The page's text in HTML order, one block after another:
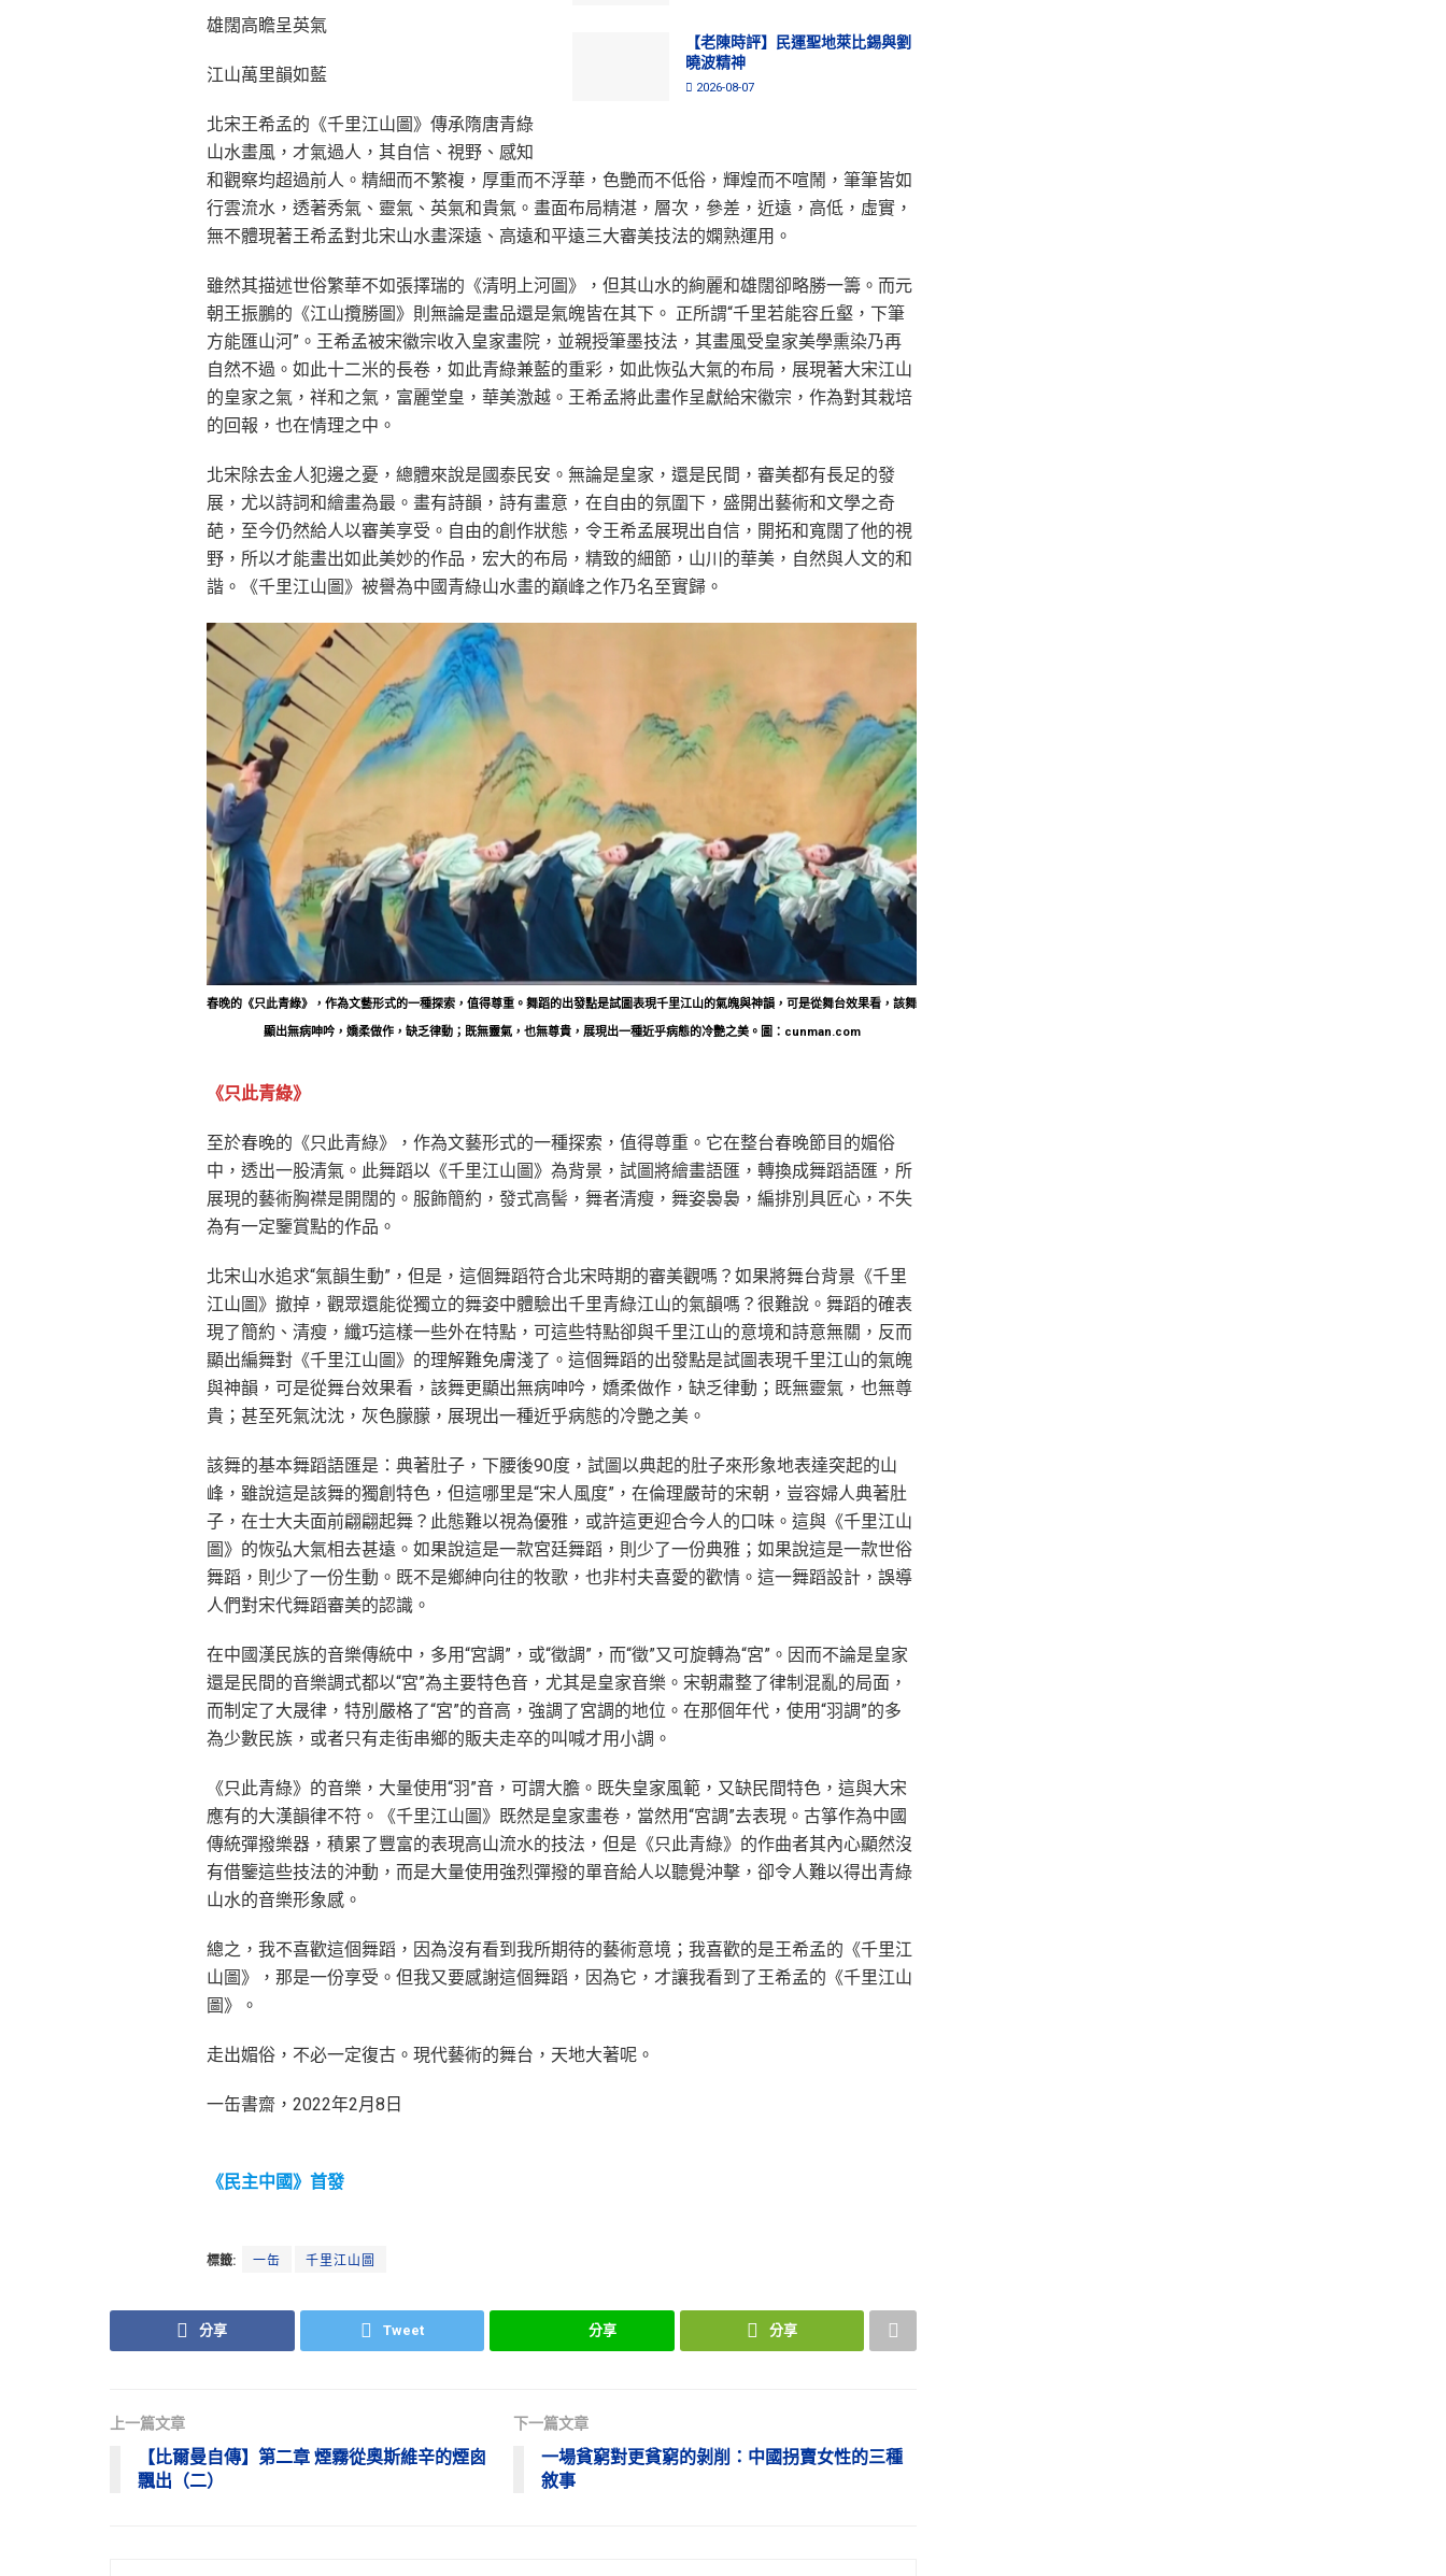
【老陳時評】民運聖地萊比錫與劉
曉波精神
2026-08-07
雄闊高瞻呈英氣
江山萬里韻如藍
北宋王希孟的《千里江山圖》傳承隋唐青綠
山水畫風，才氣過人，其自信、視野、感知
和觀察均超過前人。精細而不繁複，厚重而不浮華，色艷而不低俗，輝煌而不喧鬧，筆筆皆如
行雲流水，透著秀氣、靈氣、英氣和貴氣。畫面布局精湛，層次，參差，近遠，高低，虛實，
無不體現著王希孟對北宋山水畫深遠、高遠和平遠三大審美技法的嫻熟運用。
雖然其描述世俗繁華不如張擇瑞的《清明上河圖》，但其山水的絢麗和雄闊卻略勝一籌。而元
朝王振鵬的《江山攬勝圖》則無論是畫品還是氣魄皆在其下。 正所謂“千里若能容丘壑，下筆
方能匯山河”。王希孟被宋徽宗收入皇家畫院，並親授筆墨技法，其畫風受皇家美學熏染乃再
自然不過。如此十二米的長卷，如此青綠兼藍的重彩，如此恢弘大氣的布局，展現著大宋江山
的皇家之氣，祥和之氣，富麗堂皇，華美激越。王希孟將此畫作呈獻給宋徽宗，作為對其栽培
的回報，也在情理之中。
北宋除去金人犯邊之憂，總體來說是國泰民安。無論是皇家，還是民間，審美都有長足的發
展，尤以詩詞和繪畫為最。畫有詩韻，詩有畫意，在自由的氛圍下，盛開出藝術和文學之奇
葩，至今仍然給人以審美享受。自由的創作狀態，令王希孟展現出自信，開拓和寬闊了他的視
野，所以才能畫出如此美妙的作品，宏大的布局，精致的細節，山川的華美，自然與人文的和
諧。《千里江山圖》被譽為中國青綠山水畫的巔峰之作乃名至實歸。
春晚的《只此青綠》，作為文藝形式的一種探索，值得尊重。舞蹈的出發點是試圖表現千里江山的氣魄與神韻，可是從舞台效果看，該舞
顯出無病呻吟，嬌柔做作，缺乏律動；既無靈氣，也無尊貴，展現出一種近乎病態的冷艷之美。圖：cunman.com
《只此青綠》
至於春晚的《只此青綠》，作為文藝形式的一種探索，值得尊重。它在整台春晚節目的媚俗
中，透出一股清氣。此舞蹈以《千里江山圖》為背景，試圖將繪畫語匯，轉換成舞蹈語匯，所
展現的藝術胸襟是開闊的。服飾簡約，發式高髻，舞者清瘦，舞姿裊裊，編排別具匠心，不失
為有一定鑒賞點的作品。
北宋山水追求“氣韻生動”，但是，這個舞蹈符合北宋時期的審美觀嗎？如果將舞台背景《千里
江山圖》撤掉，觀眾還能從獨立的舞姿中體驗出千里青綠江山的氣韻嗎？很難說。舞蹈的確表
現了簡約、清瘦，纖巧這樣一些外在特點，可這些特點卻與千里江山的意境和詩意無關，反而
顯出編舞對《千里江山圖》的理解難免膚淺了。這個舞蹈的出發點是試圖表現千里江山的氣魄
與神韻，可是從舞台效果看，該舞更顯出無病呻吟，嬌柔做作，缺乏律動；既無靈氣，也無尊
貴；甚至死氣沈沈，灰色朦朦，展現出一種近乎病態的冷艷之美。
該舞的基本舞蹈語匯是：典著肚子，下腰後90度，試圖以典起的肚子來形象地表達突起的山
峰，雖說這是該舞的獨創特色，但這哪里是“宋人風度”，在倫理嚴苛的宋朝，豈容婦人典著肚
子，在士大夫面前翩翩起舞？此態難以視為優雅，或許這更迎合今人的口味。這與《千里江山
圖》的恢弘大氣相去甚遠。如果說這是一款宮廷舞蹈，則少了一份典雅；如果說這是一款世俗
舞蹈，則少了一份生動。既不是鄉紳向往的牧歌，也非村夫喜愛的歡情。這一舞蹈設計，誤導
人們對宋代舞蹈審美的認識。
在中國漢民族的音樂傳統中，多用“宮調”，或“徵調”，而“徵”又可旋轉為“宮”。因而不論是皇家
還是民間的音樂調式都以“宮”為主要特色音，尤其是皇家音樂。宋朝肅整了律制混亂的局面，
而制定了大晟律，特別嚴格了“宮”的音高，強調了宮調的地位。在那個年代，使用“羽調”的多
為少數民族，或者只有走街串鄉的販夫走卒的叫喊才用小調。
《只此青綠》的音樂，大量使用“羽”音，可謂大膽。既失皇家風範，又缺民間特色，這與大宋
應有的大漢韻律不符。《千里江山圖》既然是皇家畫卷，當然用“宮調”去表現。古箏作為中國
傳統彈撥樂器，積累了豐富的表現高山流水的技法，但是《只此青綠》的作曲者其內心顯然沒
有借鑒這些技法的沖動，而是大量使用強烈彈撥的單音給人以聽覺沖擊，卻令人難以得出青綠
山水的音樂形象感。
總之，我不喜歡這個舞蹈，因為沒有看到我所期待的藝術意境；我喜歡的是王希孟的《千里江
山圖》，那是一份享受。但我又要感謝這個舞蹈，因為它，才讓我看到了王希孟的《千里江山
圖》。
走出媚俗，不必一定復古。現代藝術的舞台，天地大著呢。
一缶書齋，2022年2月8日
《民主中國》首發
標籤: 一缶 千里江山圖
分享 Tweet 分享 分享
上一篇文章
【比爾曼自傳】第二章 煙霧從奧斯維辛的煙囪
飄出（二）
下一篇文章
一場貧窮對更貧窮的剝削：中國拐賣女性的三種
敘事